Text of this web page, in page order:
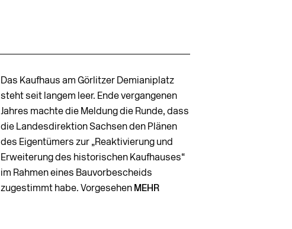
Das Kaufhaus am Görlitzer Demianiplatz
steht seit langem leer. Ende vergangenen
Jahres machte die Meldung die Runde, dass
die Landesdirektion Sachsen den Plänen
des Eigentümers zur „Reaktivierung und
Erweiterung des historischen Kaufhauses“
im Rahmen eines Bauvorbescheids
zugestimmt habe. Vorgesehen MEHR